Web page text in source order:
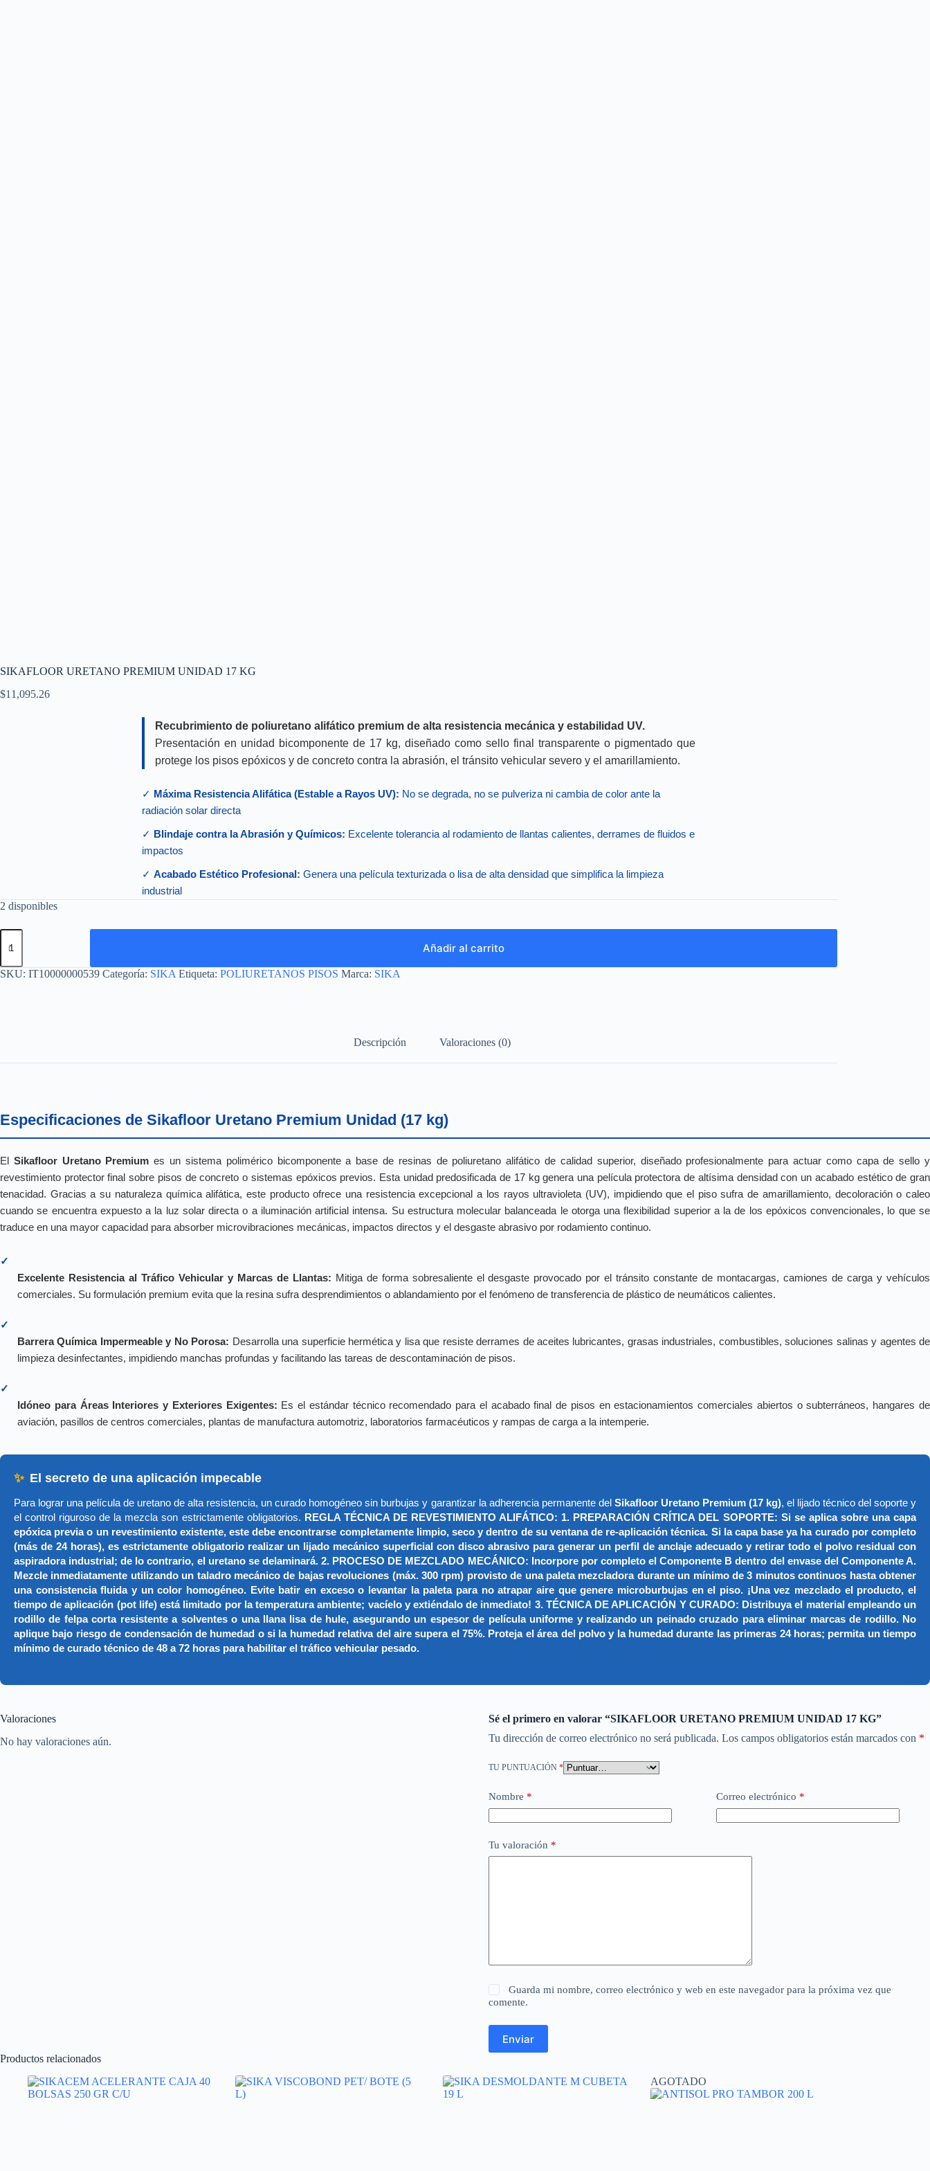
SIKAFLOOR URETANO PREMIUM UNIDAD 17 KG
$11,095.26
Recubrimiento de poliuretano alifático premium de alta resistencia mecánica y estabilidad UV.
Presentación en unidad bicomponente de 17 kg, diseñado como sello final transparente o pigmentado que
protege los pisos epóxicos y de concreto contra la abrasión, el tránsito vehicular severo y el amarillamiento.
✓ Máxima Resistencia Alifática (Estable a Rayos UV): No se degrada, no se pulveriza ni cambia de color ante la
radiación solar directa
✓ Blindaje contra la Abrasión y Químicos: Excelente tolerancia al rodamiento de llantas calientes, derrames de fluidos e
impactos
✓ Acabado Estético Profesional: Genera una película texturizada o lisa de alta densidad que simplifica la limpieza
industrial
2 disponibles
SIKAFLOOR
URETANO
UNIDAD
17
Añadir al carrito
SKU: IT10000000539 Categoría: SIKA Etiqueta: POLIURETANOS PISOS Marca: SIKA
Descripción Valoraciones (0)
Especificaciones de Sikafloor Uretano Premium Unidad (17 kg)
El Sikafloor Uretano Premium es un sistema polimérico bicomponente a base de resinas de poliuretano alifático de calidad superior, diseñado profesionalmente para actuar como capa de sello y
revestimiento protector final sobre pisos de concreto o sistemas epóxicos previos. Esta unidad predosificada de 17 kg genera una película protectora de altísima densidad con un acabado estético de gran
tenacidad. Gracias a su naturaleza química alifática, este producto ofrece una resistencia excepcional a los rayos ultravioleta (UV), impidiendo que el piso sufra de amarillamiento, decoloración o caleo
cuando se encuentra expuesto a la luz solar directa o a iluminación artificial intensa. Su estructura molecular balanceada le otorga una flexibilidad superior a la de los epóxicos convencionales, lo que se
traduce en una mayor capacidad para absorber microvibraciones mecánicas, impactos directos y el desgaste abrasivo por rodamiento continuo.
✓
Excelente Resistencia al Tráfico Vehicular y Marcas de Llantas: Mitiga de forma sobresaliente el desgaste provocado por el tránsito constante de montacargas, camiones de carga y vehículos
comerciales. Su formulación premium evita que la resina sufra desprendimientos o ablandamiento por el fenómeno de transferencia de plástico de neumáticos calientes.
✓
Barrera Química Impermeable y No Porosa: Desarrolla una superficie hermética y lisa que resiste derrames de aceites lubricantes, grasas industriales, combustibles, soluciones salinas y agentes de
limpieza desinfectantes, impidiendo manchas profundas y facilitando las tareas de descontaminación de pisos.
✓
Idóneo para Áreas Interiores y Exteriores Exigentes: Es el estándar técnico recomendado para el acabado final de pisos en estacionamientos comerciales abiertos o subterráneos, hangares de
aviación, pasillos de centros comerciales, plantas de manufactura automotriz, laboratorios farmacéuticos y rampas de carga a la intemperie.
✨ El secreto de una aplicación impecable
Para lograr una película de uretano de alta resistencia, un curado homogéneo sin burbujas y garantizar la adherencia permanente del Sikafloor Uretano Premium (17 kg), el lijado técnico del soporte y
el control riguroso de la mezcla son estrictamente obligatorios. REGLA TÉCNICA DE REVESTIMIENTO ALIFÁTICO: 1. PREPARACIÓN CRÍTICA DEL SOPORTE: Si se aplica sobre una capa
epóxica previa o un revestimiento existente, este debe encontrarse completamente limpio, seco y dentro de su ventana de re-aplicación técnica. Si la capa base ya ha curado por completo
(más de 24 horas), es estrictamente obligatorio realizar un lijado mecánico superficial con disco abrasivo para generar un perfil de anclaje adecuado y retirar todo el polvo residual con
aspiradora industrial; de lo contrario, el uretano se delaminará. 2. PROCESO DE MEZCLADO MECÁNICO: Incorpore por completo el Componente B dentro del envase del Componente A.
Mezcle inmediatamente utilizando un taladro mecánico de bajas revoluciones (máx. 300 rpm) provisto de una paleta mezcladora durante un mínimo de 3 minutos continuos hasta obtener
una consistencia fluida y un color homogéneo. Evite batir en exceso o levantar la paleta para no atrapar aire que genere microburbujas en el piso. ¡Una vez mezclado el producto, el
tiempo de aplicación (pot life) está limitado por la temperatura ambiente; vacíelo y extiéndalo de inmediato! 3. TÉCNICA DE APLICACIÓN Y CURADO: Distribuya el material empleando un
rodillo de felpa corta resistente a solventes o una llana lisa de hule, asegurando un espesor de película uniforme y realizando un peinado cruzado para eliminar marcas de rodillo. No
aplique bajo riesgo de condensación de humedad o si la humedad relativa del aire supera el 75%. Proteja el área del polvo y la humedad durante las primeras 24 horas; permita un tiempo
mínimo de curado técnico de 48 a 72 horas para habilitar el tráfico vehicular pesado.
Valoraciones
No hay valoraciones aún.
Sé el primero en valorar “SIKAFLOOR URETANO PREMIUM UNIDAD 17 KG”
Tu dirección de correo electrónico no será publicada. Los campos obligatorios están marcados con *
TU PUNTUACIÓN *
Nombre * Correo electrónico *
Tu valoración *
Guarda mi nombre, correo electrónico y web en este navegador para la próxima vez que
comente.
Enviar
Productos relacionados
AGOTADO